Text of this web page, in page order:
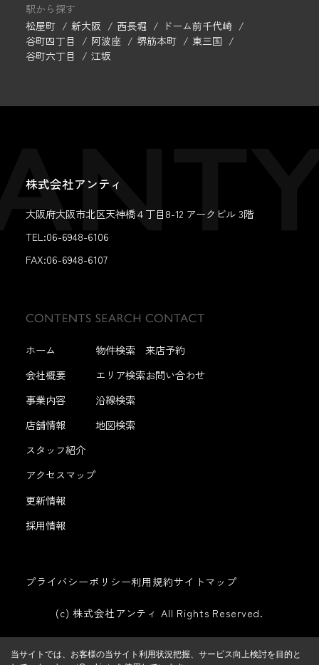
駅から探す
松屋町
新大阪 西長堀
ドーム前千代崎
谷町四丁目
阿波座 堺筋本町
東三国
谷町六丁目
江坂
株式会社アンティ
大阪府大阪市北区天神橋４丁目8-12 アークビル 3階
TEL:06-6948-6106
FAX:06-6948-6107
ホーム
会社概要
事業内容
店舗情報
スタッフ紹介
アクセスマップ
更新情報
採用情報
物件検索
エリア検索
沿線検索
地図検索
来店予約
お問い合わせ
プライバシーポリシー利用規約サイトマップ
(c) 株式会社アンティ All Rights Reserved.
当サイトでは、お客様の当サイト利用状況把握、サービス向上検討を目的と